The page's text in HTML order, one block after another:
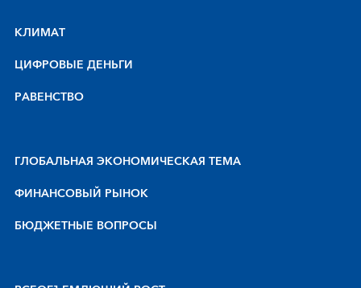
КЛИМАТ
ЦИФРОВЫЕ ДЕНЬГИ
РАВЕНСТВО
ГЛОБАЛЬНАЯ ЭКОНОМИЧЕСКАЯ ТЕМА
ФИНАНСОВЫЙ РЫНОК
БЮДЖЕТНЫЕ ВОПРОСЫ